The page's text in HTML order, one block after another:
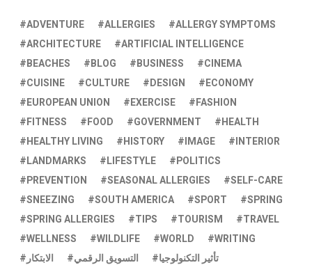
ADVENTURE ALLERGIES
ALLERGY SYMPTOMS
ARCHITECTURE
ARTIFICIAL INTELLIGENCE
BEACHES
BLOG BUSINESS
CINEMA
CUISINE
CULTURE DESIGN
ECONOMY
EUROPEAN UNION
EXERCISE
FASHION
FITNESS
FOOD GOVERNMENT
HEALTH
HEALTHY LIVING
HISTORY IMAGE
INTERIOR
LANDMARKS
LIFESTYLE
POLITICS
PREVENTION
SEASONAL ALLERGIES
SELF-CARE
SNEEZING
SOUTH AMERICA SPORT
SPRING
SPRING ALLERGIES
TIPS TOURISM
TRAVEL
WELLNESS
WILDLIFE WORLD
WRITING
الابتكار
التسويق الرقمي تأثير التكنولوجيا